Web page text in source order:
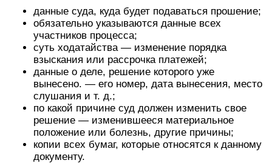
данные суда, куда будет подаваться прошение;
обязательно указываются данные всех
участников процесса;
суть ходатайства — изменение порядка
взыскания или рассрочка платежей;
данные о деле, решение которого уже
вынесено. — его номер, дата вынесения, место
слушания и т. д.;
по какой причине суд должен изменить свое
решение — изменившееся материальное
положение или болезнь, другие причины;
копии всех бумаг, которые относятся к данному
документу.